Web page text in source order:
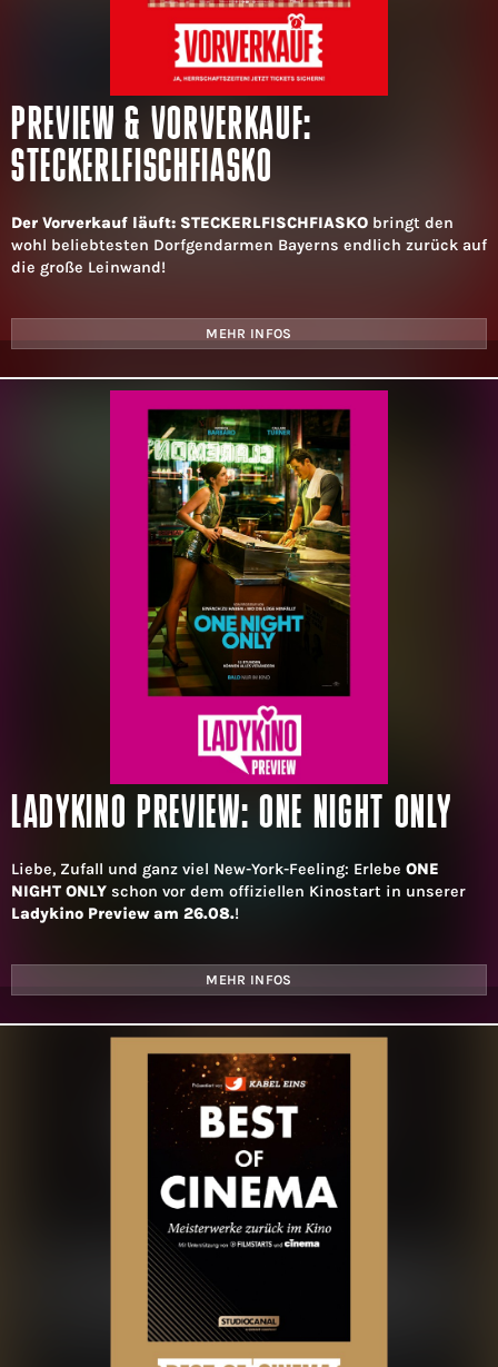
PREVIEW & VORVERKAUF:
STECKERLFISCHFIASKO
Der Vorverkauf läuft: STECKERLFISCHFIASKO bringt den
wohl beliebtesten Dorfgendarmen Bayerns endlich zurück auf
die große Leinwand!
MEHR INFOS
LADYKINO PREVIEW: ONE NIGHT ONLY
Liebe, Zufall und ganz viel New-York-Feeling: Erlebe ONE
NIGHT ONLY schon vor dem offiziellen Kinostart in unserer
Ladykino Preview am 26.08.!
MEHR INFOS